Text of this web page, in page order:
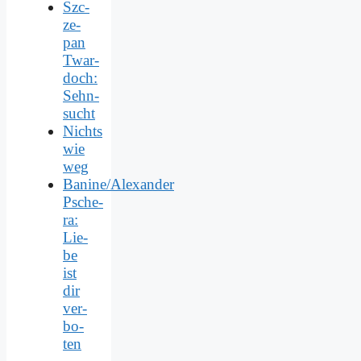
Szc­
ze­
pan
Twar­
doch:
Sehn­
sucht
Nichts
wie
weg
Banine/Alexander
Psche­
ra:
Lie­
be
ist
dir
ver­
bo­
ten